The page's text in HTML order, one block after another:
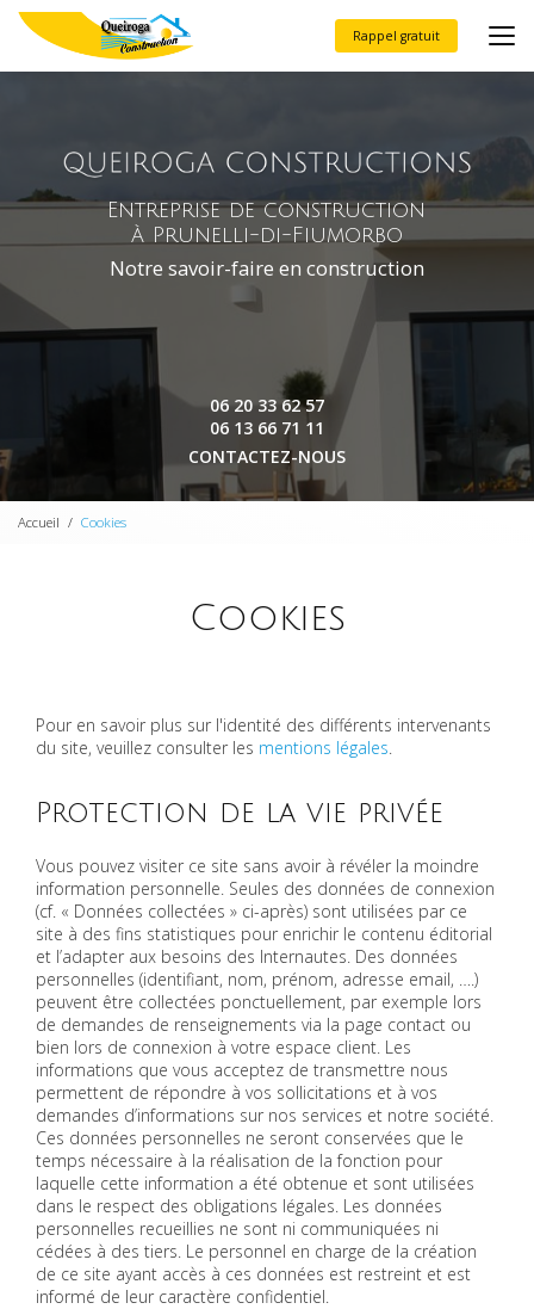
Aller
principal
Rappel gratuit
Entreprise de construction
à Prunelli-di-Fiumorbo
Notre savoir-faire en construction
06 20 33 62 57
06 13 66 71 11
CONTACTEZ-NOUS
Accueil Cookies
Cookies
Pour en savoir plus sur l'identité des différents intervenants
du site, veuillez consulter les mentions légales
Protection de la vie privée
Vous pouvez visiter ce site sans avoir à révéler la moindre
information personnelle. Seules des données de connexion
(cf. « Données collectées » ci-après) sont utilisées par ce
site à des fins statistiques pour enrichir le contenu éditorial
et l’adapter aux besoins des Internautes. Des données
personnelles (identifiant, nom, prénom, adresse email, ….)
peuvent être collectées ponctuellement, par exemple lors
de demandes de renseignements via la page contact ou
bien lors de connexion à votre espace client. Les
informations que vous acceptez de transmettre nous
permettent de répondre à vos sollicitations et à vos
demandes d’informations sur nos services et notre société.
Ces données personnelles ne seront conservées que le
temps nécessaire à la réalisation de la fonction pour
laquelle cette information a été obtenue et sont utilisées
dans le respect des obligations légales. Les données
personnelles recueillies ne sont ni communiquées ni
cédées à des tiers. Le personnel en charge de la création
de ce site ayant accès à ces données est restreint et est
informé de leur caractère confidentiel.